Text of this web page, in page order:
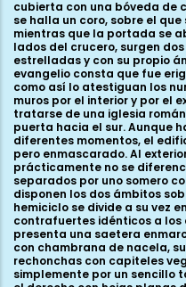
cubierta con una bóveda de
se halla un coro, sobre el
mientras que la portada se
lados del crucero, surgen
estrelladas y con su propio
evangelio consta que fue
como así lo atestiguan los
muros por el interior y por el
tratarse de una iglesia
puerta hacia el sur. Aunque
diferentes momentos, el
pero enmascarado. Al
prácticamente no se
separados por uno somero
disponen los dos ámbitos
hemiciclo se divide a su vez
contrafuertes idénticos a los
presenta una saetera
con chambrana de nacela,
rechonchas con capiteles
simplemente por un sencillo